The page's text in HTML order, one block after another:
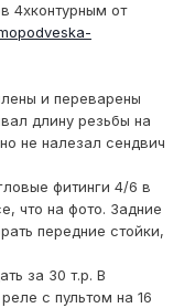
4хконтурным от
и переварены
длину резьбы на
не налезал сендвич
фитинги 4/6 в
что на фото. Задние
передние стойки,
за 30 т.р. В
с пультом на 16